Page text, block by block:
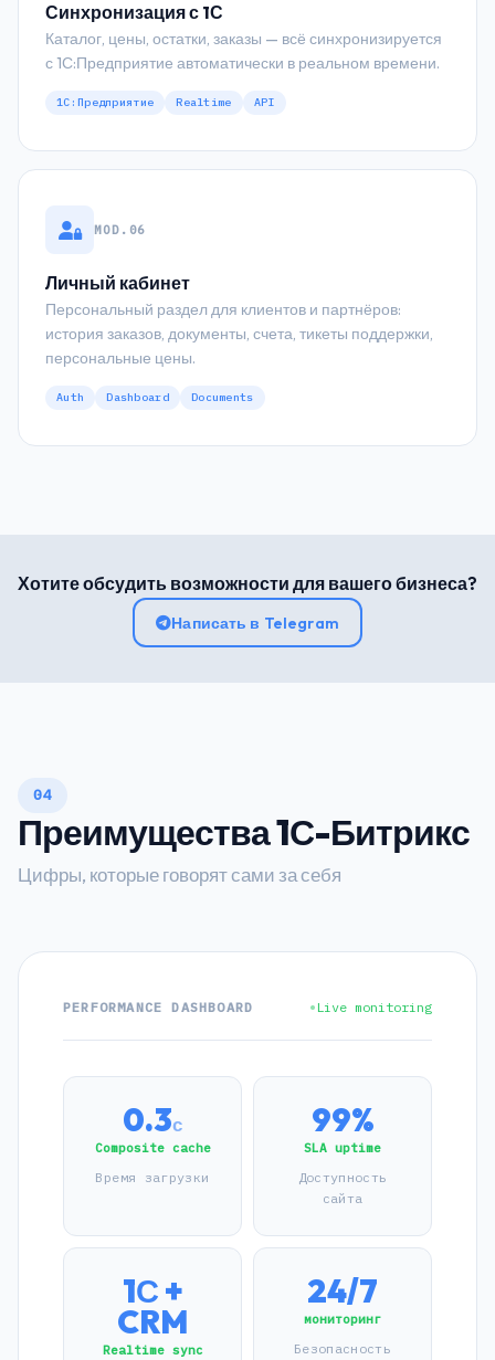
Синхронизация с 1С
Каталог, цены, остатки, заказы — всё синхронизируется
с 1С:Предприятие автоматически в реальном времени.
1С:Предприятие Realtime API
MOD.06
Личный кабинет
Персональный раздел для клиентов и партнёров:
история заказов, документы, счета, тикеты поддержки,
персональные цены.
Auth Dashboard Documents
Хотите обсудить возможности для вашего бизнеса?
Написать в Telegram
04
Преимущества 1С-Битрикс
Цифры, которые говорят сами за себя
PERFORMANCE DASHBOARD Live monitoring
0.3с
Composite cache
Время загрузки
99%
SLA uptime
Доступность
сайта
1С +
CRM
Realtime sync
24/7
мониторинг
Безопасность